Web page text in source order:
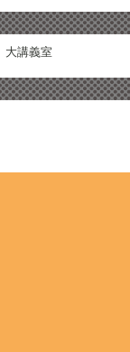
大講義室